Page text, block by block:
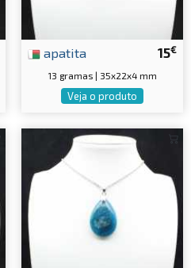
15€
apatita
13 gramas | 35x22x4 mm
Veja o produto